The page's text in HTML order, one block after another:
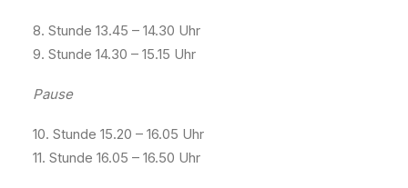
8. Stunde 13.45 – 14.30 Uhr
9. Stunde 14.30 – 15.15 Uhr
Pause
10. Stunde 15.20 – 16.05 Uhr
11. Stunde 16.05 – 16.50 Uhr